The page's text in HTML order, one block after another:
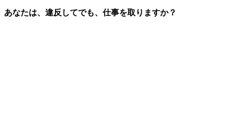
あなたは、違反してでも、仕事を取りますか？